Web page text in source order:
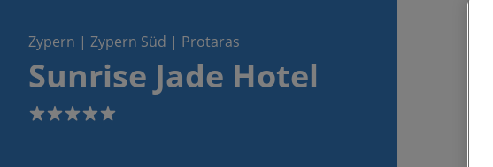
Zypern | Zypern Süd | Protaras
Sunrise Jade Hotel
5